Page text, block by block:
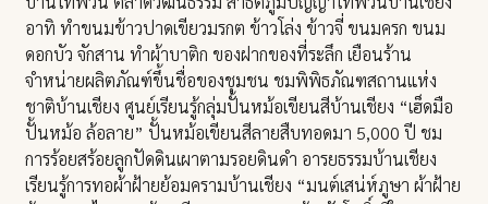
อาทิ ทำขนมข้าวปาดเขียวมรกต ข้าวโล่ง ข้าวจี่ ขนมครก ขนม
ดอกบัว จักสาน ทำผ้าบาติก ของฝากของที่ระลึก เยือนร้าน
จำหน่ายผลิตภัณฑ์ขึ้นชื่อของชุมชน ชมพิพิธภัณฑสถานแห่ง
ชาติบ้านเชียง ศูนย์เรียนรู้กลุ่มปั้นหม้อเขียนสีบ้านเชียง “เฮ็ดมือ
ปั้นหม้อ ล้อลาย” ปั้นหม้อเขียนสีลายสืบทอดมา 5,000 ปี ชม
การร้อยสร้อยลูกปัดดินเผาตามรอยดินดำ อารยธรรมบ้านเชียง
เรียนรู้การทอผ้าฝ้ายย้อมครามบ้านเชียง “มนต์เสน่ห์ภูษา ผ้าฝ้าย